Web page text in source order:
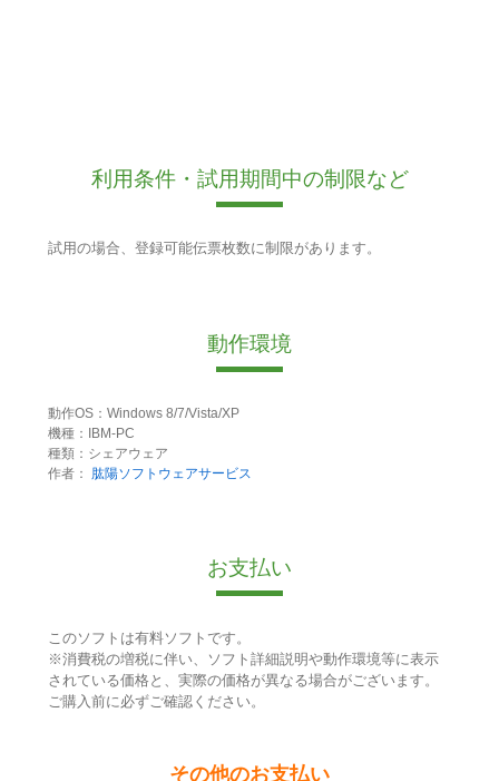
利用条件・試用期間中の制限など
試用の場合、登録可能伝票枚数に制限があります。
動作環境
動作OS：Windows 8/7/Vista/XP
機種：IBM-PC
種類：シェアウェア
作者：
肱陽ソフトウェアサービス
お支払い
このソフトは有料ソフトです。
※消費税の増税に伴い、ソフト詳細説明や動作環境等に表示
されている価格と、実際の価格が異なる場合がございます。
ご購入前に必ずご確認ください。
その他のお支払い